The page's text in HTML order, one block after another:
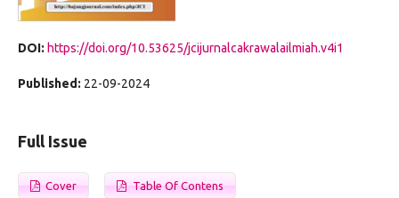
DOI: https://doi.org/10.53625/jcijurnalcakrawalailmiah.v4i1
Published: 22-09-2024
Full Issue
Cover Table Of Contens